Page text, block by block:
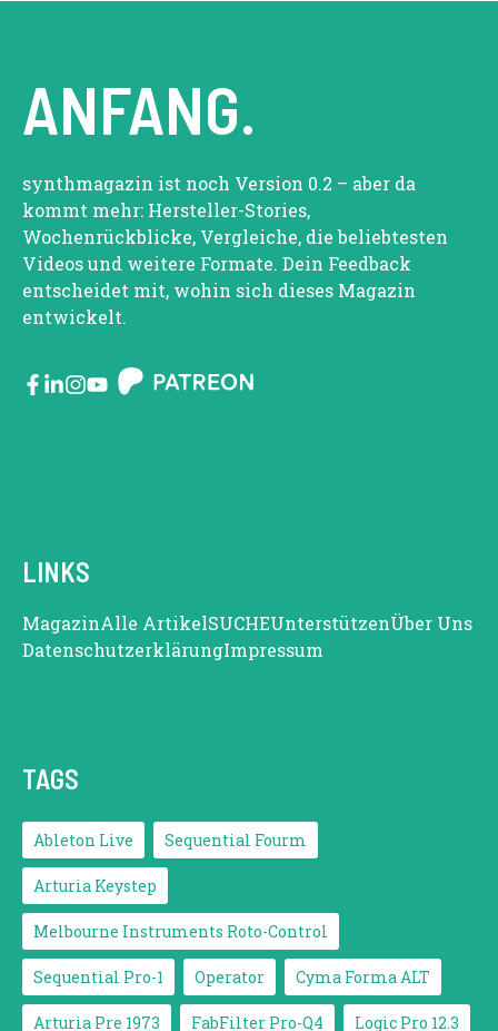
ANFANG.
synthmagazin ist noch Version 0.2 – aber da
kommt mehr: Hersteller-Stories,
Wochenrückblicke, Vergleiche, die beliebtesten
Videos und weitere Formate. Dein Feedback
entscheidet mit, wohin sich dieses Magazin
entwickelt.
LINKS
MagazinAlle ArtikelSUCHEUnterstützenÜber Uns
DatenschutzerklärungImpressum
TAGS
Ableton Live Sequential Fourm
Arturia Keystep
Melbourne Instruments Roto-Control
Sequential Pro-1 Operator Cyma Forma ALT
Arturia Pre 1973 FabFilter Pro-Q4 Logic Pro 12.3